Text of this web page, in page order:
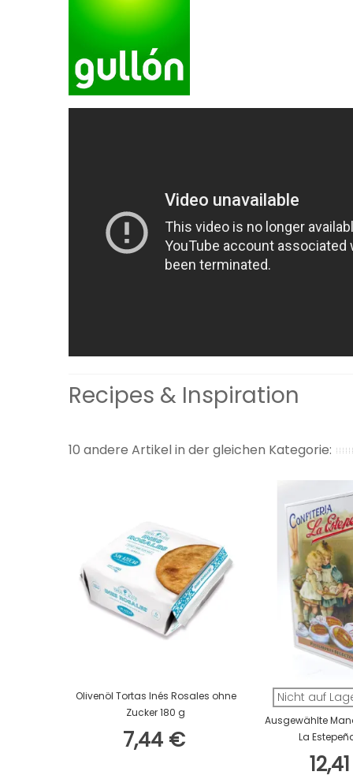
Recipes & Inspiration
10 andere Artikel in der gleichen Kategorie:
In Den Warenkorb
Olivenöl Tortas Inés Rosales ohne
Zucker 180 g
7,44 €
Nicht auf
Ausgewählte
La